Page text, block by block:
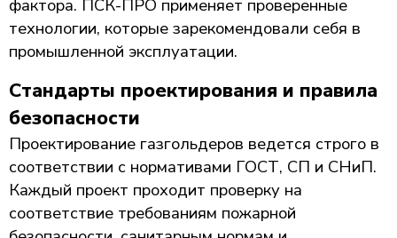
фактора. ПСК-ПРО применяет проверенные
технологии, которые зарекомендовали себя в
промышленной эксплуатации.
Стандарты проектирования и правила
безопасности
Проектирование газгольдеров ведется строго в
соответствии с нормативами ГОСТ, СП и СНиП.
Каждый проект проходит проверку на
соответствие требованиям пожарной